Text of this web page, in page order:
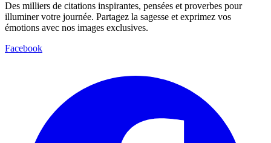
Des milliers de citations inspirantes, pensées et proverbes pour
illuminer votre journée. Partagez la sagesse et exprimez vos
émotions avec nos images exclusives.
Facebook